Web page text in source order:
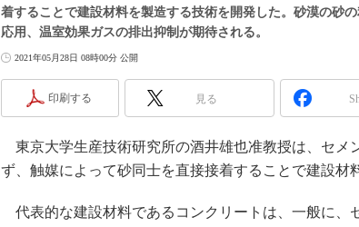
日本 も
着することで建設材料を製造する技術を開発した。砂漠の砂
応用、温室効果ガスの排出抑制が期待される。
2021年05月28日 08時00分 公開
印刷する 見る
東京大学生産技術研究所の酒井雄也准教授は、セメ
ず、触媒によって砂同士を直接接着することで建設材
代表的な建設材料であるコンクリートは、一般に、